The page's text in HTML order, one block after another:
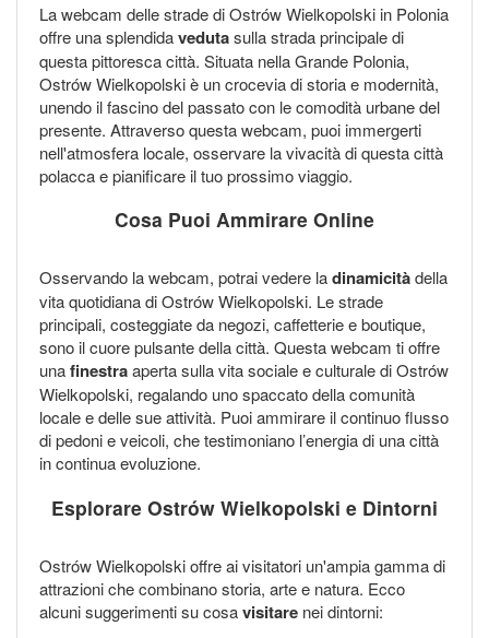
La webcam delle strade di Ostrów Wielkopolski in Polonia
offre una splendidavedutasulla strada principale di
questa pittoresca città. Situata nella Grande Polonia,
Ostrów Wielkopolski è un crocevia di storia e modernità,
unendo il fascino del passato con le comodità urbane del
presente. Attraverso questa webcam, puoi immergerti
nell'atmosfera locale, osservare la vivacità di questa città
polacca e pianificare il tuo prossimo viaggio.
Cosa Puoi Ammirare Online
Osservando la webcam, potrai vedere ladinamicitàdella
vita quotidiana di Ostrów Wielkopolski. Le strade
principali, costeggiate da negozi, caffetterie e boutique,
sono il cuore pulsante della città. Questa webcam ti offre
unafinestraaperta sulla vita sociale e culturale di Ostrów
Wielkopolski, regalando uno spaccato della comunità
locale e delle sue attività. Puoi ammirare il continuo flusso
di pedoni e veicoli, che testimoniano l’energia di una città
in continua evoluzione.
Esplorare Ostrów Wielkopolski e Dintorni
Ostrów Wielkopolski offre ai visitatori un'ampia gamma di
attrazioni che combinano storia, arte e natura. Ecco
alcuni suggerimenti su cosavisitare nei dintorni: